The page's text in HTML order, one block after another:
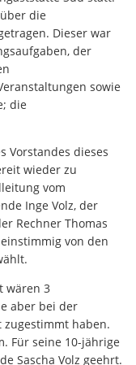
die
Dieser war
der
sowie
die
Vorstandes dieses
wieder zu
vom
Inge Volz, der
Rechner Thomas
von den
wären 3
aber bei der
haben.
Für seine 10-jährige
Sascha Volz geehrt.